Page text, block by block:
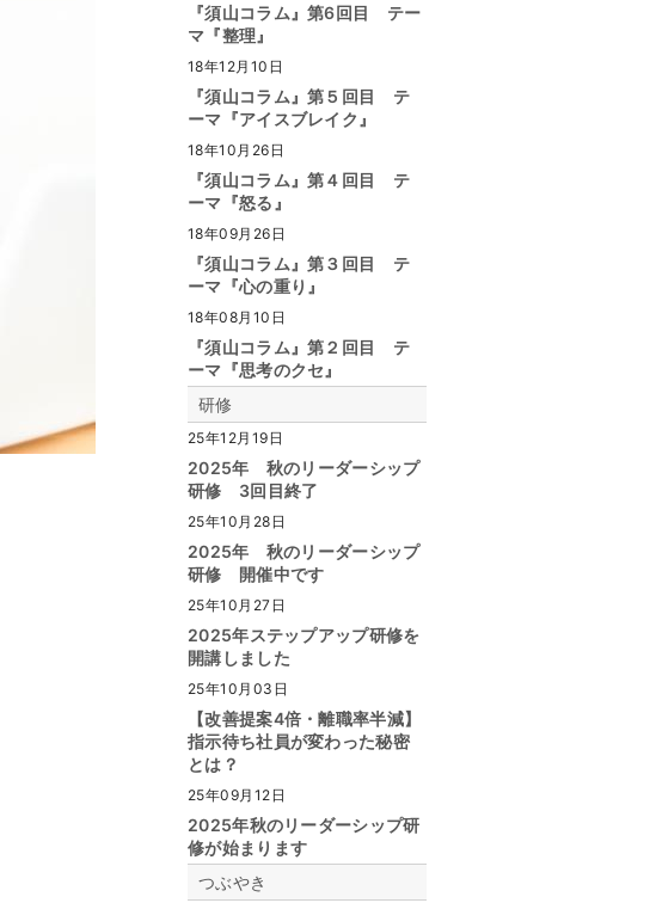
『須山コラム』第6回目 テー
マ『整理』
18年12月10日
『須山コラム』第５回目 テ
ーマ『アイスブレイク』
18年10月26日
『須山コラム』第４回目 テ
ーマ『怒る』
18年09月26日
『須山コラム』第３回目 テ
ーマ『心の重り』
18年08月10日
『須山コラム』第２回目 テ
ーマ『思考のクセ』
研修
25年12月19日
2025年 秋のリーダーシップ
研修 3回目終了
25年10月28日
2025年 秋のリーダーシップ
研修 開催中です
25年10月27日
2025年ステップアップ研修を
開講しました
25年10月03日
【改善提案4倍・離職率半減】
指示待ち社員が変わった秘密
とは？
25年09月12日
2025年秋のリーダーシップ研
修が始まります
つぶやき